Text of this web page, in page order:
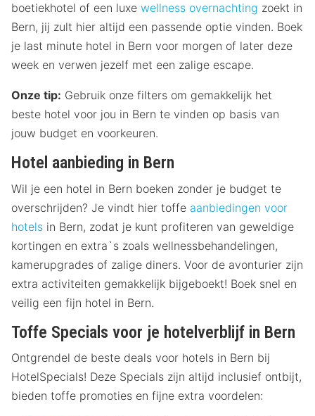
boetiekhotel of een luxe wellness overnachting zoekt in
Bern, jij zult hier altijd een passende optie vinden. Boek
je last minute hotel in Bern voor morgen of later deze
week en verwen jezelf met een zalige escape.
Onze tip: Gebruik onze filters om gemakkelijk het
beste hotel voor jou in Bern te vinden op basis van
jouw budget en voorkeuren.
Hotel aanbieding in Bern
Wil je een hotel in Bern boeken zonder je budget te
overschrijden? Je vindt hier toffe aanbiedingen voor
hotels in Bern, zodat je kunt profiteren van geweldige
kortingen en extra`s zoals wellnessbehandelingen,
kamerupgrades of zalige diners. Voor de avonturier zijn
extra activiteiten gemakkelijk bijgeboekt! Boek snel en
veilig een fijn hotel in Bern.
Toffe Specials voor je hotelverblijf in Bern
Ontgrendel de beste deals voor hotels in Bern bij
HotelSpecials! Deze Specials zijn altijd inclusief ontbijt,
bieden toffe promoties en fijne extra voordelen: